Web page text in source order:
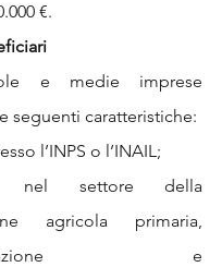
€.
e medie imprese
seguenti caratteristiche:
l’INPS o l’INAIL;
nel settore della
agricola primaria,
e